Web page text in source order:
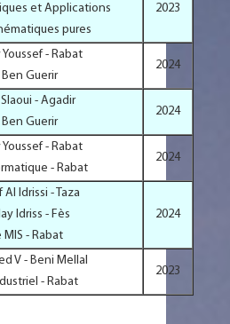
et Applications
pures
2023
- Rabat
Ben Guerir
2024
- Agadir
Ben Guerir
2024
- Rabat
- Rabat
2024
Idrissi - Taza
Idriss - Fès
MIS - Rabat
2024
V - Beni Mellal
- Rabat
2023